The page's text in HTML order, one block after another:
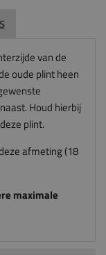
van de
oude plint heen
Houd hierbij
plint.
afmeting (18
maximale